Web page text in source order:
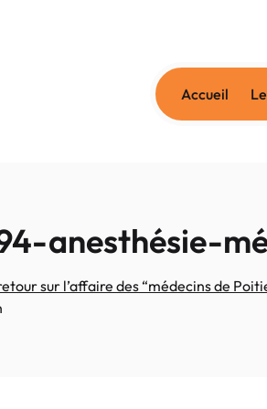
Accueil
anesthésie-
sur l’affaire des “médecins de